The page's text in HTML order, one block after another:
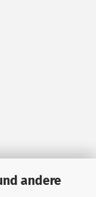
andere